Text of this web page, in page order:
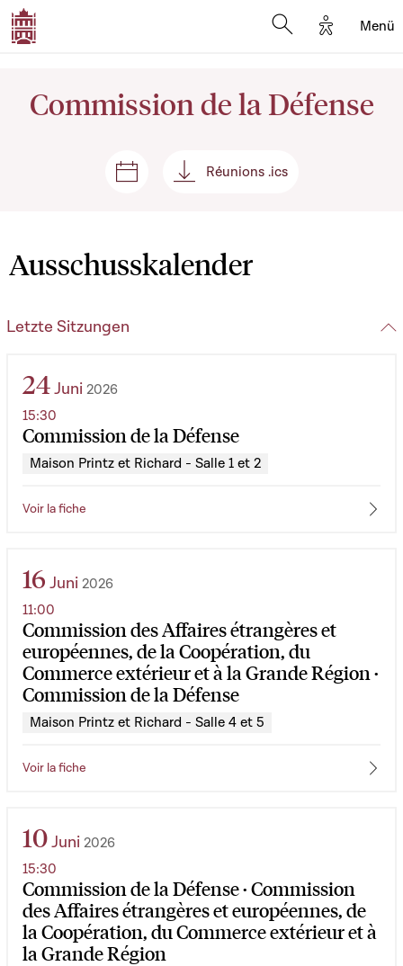
Options
Menü
Commission de la Défense
Plenar- und Ausschusssitzungen
Réunions .ics
Réunions .ics
Ausschusskalender
Letzte Sitzungen
24Juni 2026
Commission de la Défense
15:30
Maison Printz et Richard - Salle 1 et 2
Voir la fiche
16 Juni 2026
Commission des Affaires étrangères et
européennes, de la Coopération, du
Commerce extérieur et à la Grande Région ·
Commission de la Défense
11:00
Maison Printz et Richard - Salle 4 et 5
Voir la fiche
10Juni 2026
Commission de la Défense · Commission
des Affaires étrangères et européennes, de
la Coopération, du Commerce extérieur et à
la Grande Région
15:30